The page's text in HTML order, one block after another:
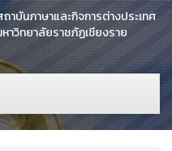
ถาบันภาษาและกิจการต่างประเทศ
หาวิทยาลัยราชภัฏเชียงราย